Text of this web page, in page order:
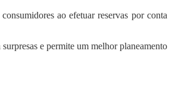
ao efetuar reservas por conta
e permite um melhor planeamento